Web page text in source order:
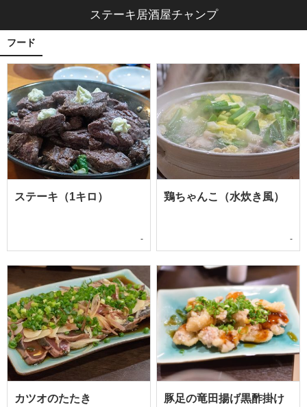
ステーキ居酒屋チャンプ
フード
ステーキ（1キロ）
-
鶏ちゃんこ（水炊き風）
-
カツオのたたき 豚足の竜田揚げ黒酢掛け